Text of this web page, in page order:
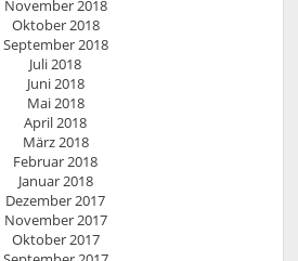
November 2018
Oktober 2018
September 2018
Juli 2018
Juni 2018
Mai 2018
April 2018
März 2018
Februar 2018
Januar 2018
Dezember 2017
November 2017
Oktober 2017